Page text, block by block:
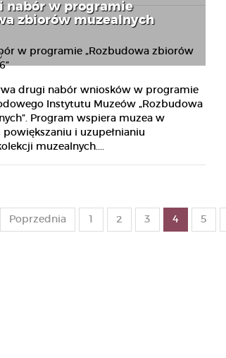
nabór w programie
zbiorów muzealnych
drugi nabór wniosków w programie
Instytutu Muzeów „Rozbudowa
Program wspiera muzea w
i uzupełnianiu
muzealnych....
Poprzednia 2 3 4 5